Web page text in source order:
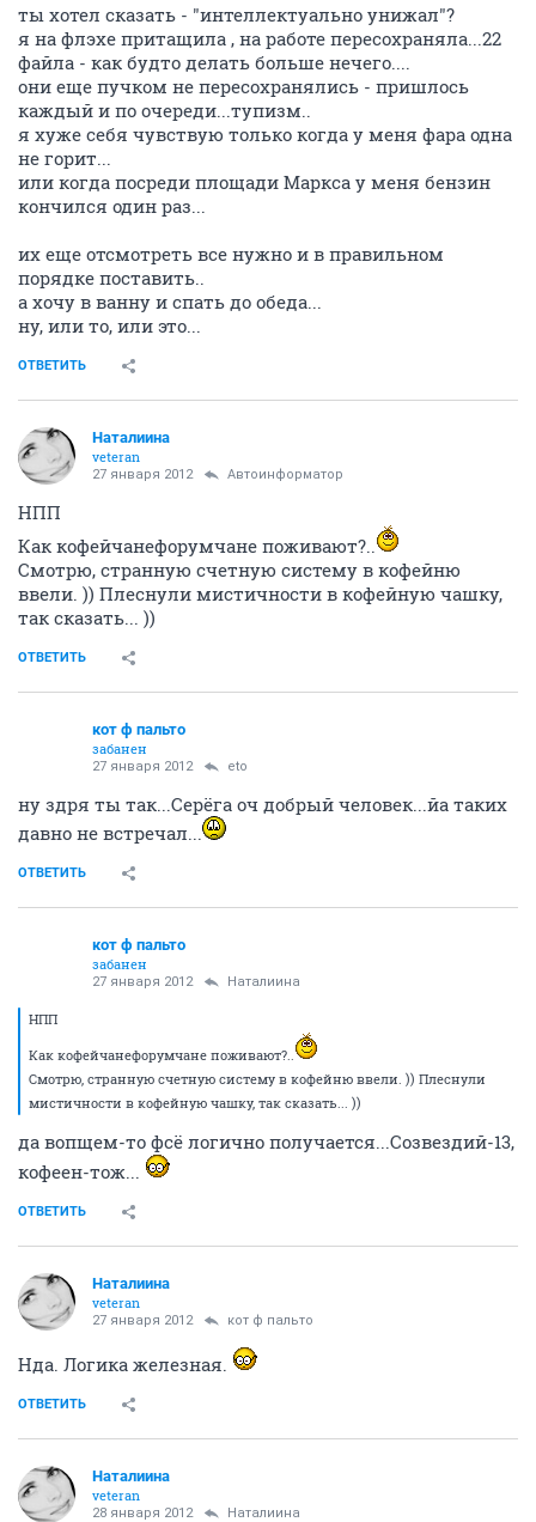
ты хотел сказать - "интеллектуально унижал"?
я на флэхе притащила , на работе пересохраняла...22
файла - как будто делать больше нечего....
они еще пучком не пересохранялись - пришлось
каждый и по очереди...тупизм..
я хуже себя чувствую только когда у меня фара одна
не горит...
или когда посреди площади Маркса у меня бензин
кончился один раз...
их еще отсмотреть все нужно и в правильном
порядке поставить..
а хочу в ванну и спать до обеда...
ну, или то, или это...
ОТВЕТИТЬ
Наталиина
veteran
27 января 2012 Автоинформатор
НПП
Как кофейчанефорумчане поживают?..
Смотрю, странную счетную систему в кофейню
ввели. )) Плеснули мистичности в кофейную чашку,
так сказать... ))
ОТВЕТИТЬ
кот ф пальто
забанен
27 января 2012 eto
ну здря ты так...Серёга оч добрый человек...йа таких
давно не встречал...
ОТВЕТИТЬ
кот ф пальто
забанен
27 января 2012 Наталиина
НПП
Как кофейчанефорумчане поживают?..
Смотрю, странную счетную систему в кофейню ввели. )) Плеснули
мистичности в кофейную чашку, так сказать... ))
да вопщем-то фсё логично получается...Созвездий-13,
кофеен-тож...
ОТВЕТИТЬ
Наталиина
veteran
27 января 2012 кот ф пальто
Нда. Логика железная.
ОТВЕТИТЬ
Наталиина
veteran
28 января 2012 Наталиина